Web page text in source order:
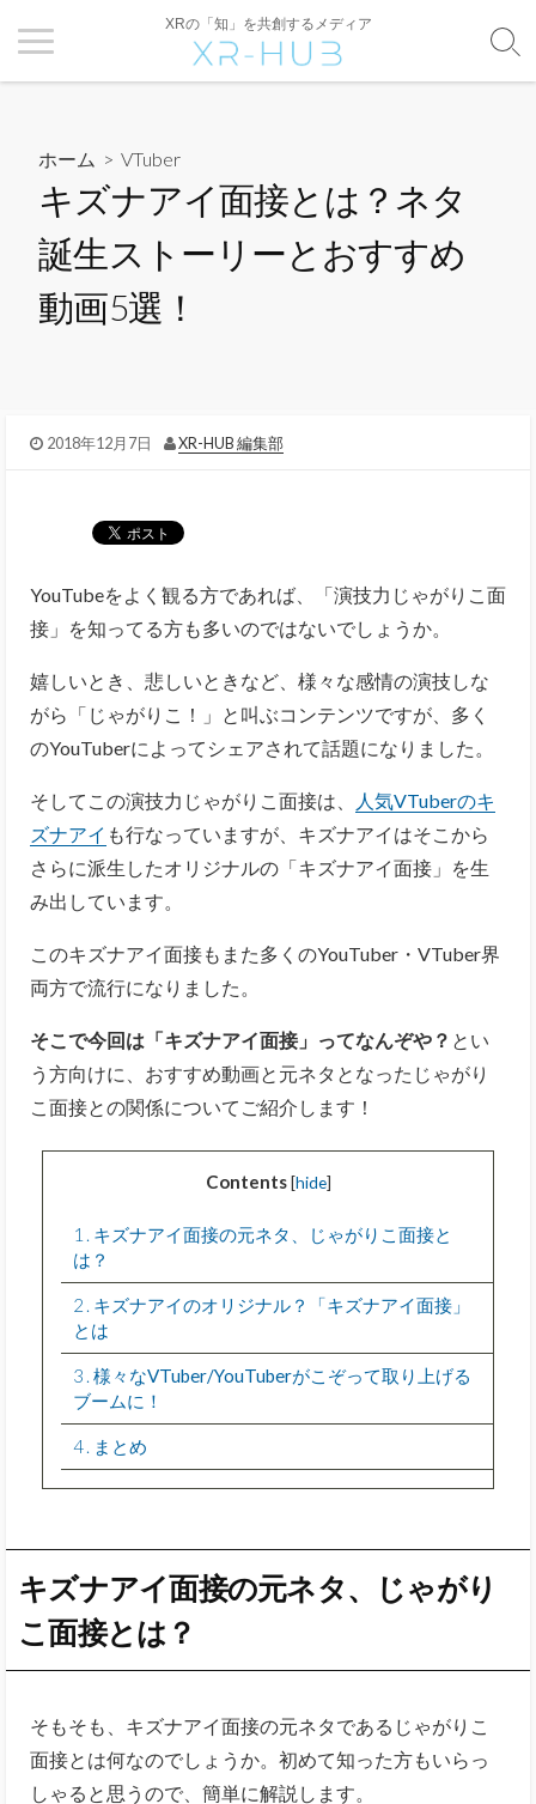
XRの「知」を共創するメディア
ホーム >VTuber
キズナアイ面接とは？ネタ
誕生ストーリーとおすすめ
動画5選！
2018年12月7日 XR-HUB 編集部
YouTubeをよく観る方であれば、「演技力じゃがりこ面
接」を知ってる方も多いのではないでしょうか。
嬉しいとき、悲しいときなど、様々な感情の演技しな
がら「じゃがりこ！」と叫ぶコンテンツですが、多く
のYouTuberによってシェアされて話題になりました。
そしてこの演技力じゃがりこ面接は、
人気VTuberのキ
ズナアイ も行なっていますが、キズナアイはそこから
さらに派生したオリジナルの「キズナアイ面接」を生
み出しています。
このキズナアイ面接もまた多くのYouTuber・VTuber界
両方で流行になりました。
そこで今回は「キズナアイ面接」ってなんぞや？ とい
う方向けに、おすすめ動画と元ネタとなったじゃがり
こ面接との関係についてご紹介します！
Contents [hide]
1
キズナアイ面接の元ネタ、じゃがりこ面接と
は？
2 キズナアイのオリジナル？「キズナアイ面接」
とは
3 様々なVTuber/YouTuberがこぞって取り上げる
ブームに！
4 まとめ
キズナアイ面接の元ネタ、じゃがり
こ面接とは？
そもそも、キズナアイ面接の元ネタであるじゃがりこ
面接とは何なのでしょうか。初めて知った方もいらっ
しゃると思うので、簡単に解説します。